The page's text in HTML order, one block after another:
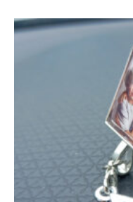
Oorspronkelijke
Huidige